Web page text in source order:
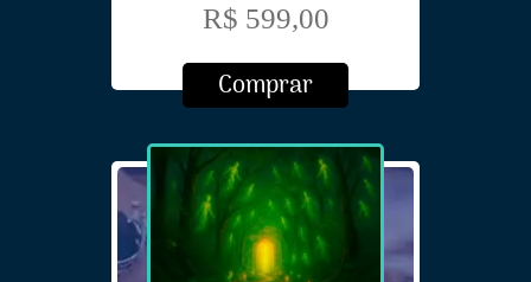
Força Espiritual
R$ 599,00
Comprar